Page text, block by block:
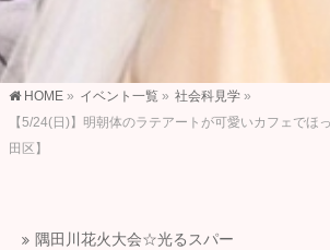
HOME » イベント一覧 » 社会科見学 »
【5/24(日)】明朝体のラテアートが可愛いカフェで
田区】
隅田川花火大会☆光るスパー